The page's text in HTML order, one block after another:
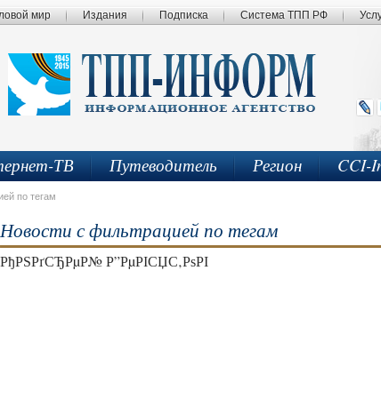
мир Издания Подписка Система ТПП РФ
ТВ Путеводитель Регион CCI-
по тегам
Новости с фильтрацией по тегам
РђРЅРґСЂРµР№ Р”РµРІСЏС‚РѕРІ